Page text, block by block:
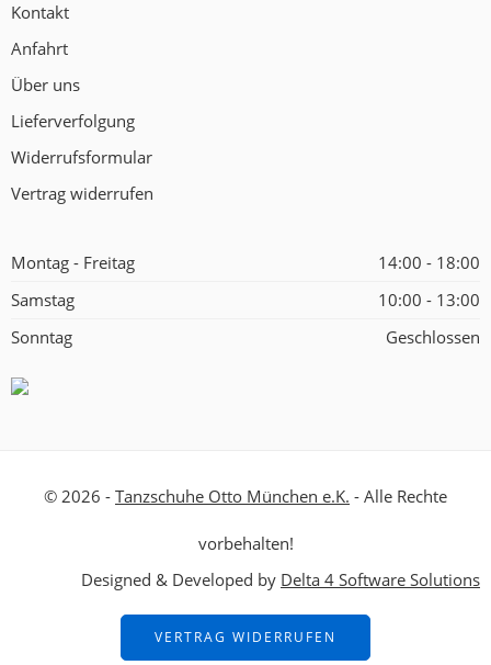
Kontakt
Anfahrt
Über uns
Lieferverfolgung
Widerrufsformular
Vertrag widerrufen
Montag - Freitag
14:00 - 18:00
Samstag
10:00 - 13:00
Sonntag
Geschlossen
© 2026 - Tanzschuhe Otto München e.K. - Alle Rechte
vorbehalten!
Designed & Developed by Delta 4 Software Solutions
VERTRAG WIDERRUFEN